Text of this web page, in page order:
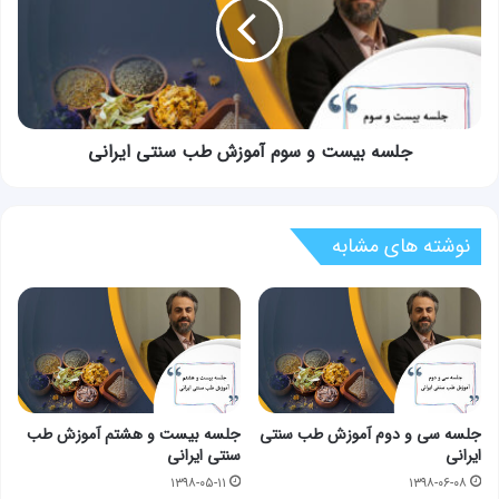
آموزش
طب
سنتی
ایرانی
جلسه بیست و سوم آموزش طب سنتی ایرانی
نوشته های مشابه
جلسه سی و دوم آموزش طب سنتی
ایرانی
۱۳۹۸-۰۶-۰۸
جلسه بیست و هشتم آموزش طب
سنتی ایرانی
۱۳۹۸-۰۵-۱۱